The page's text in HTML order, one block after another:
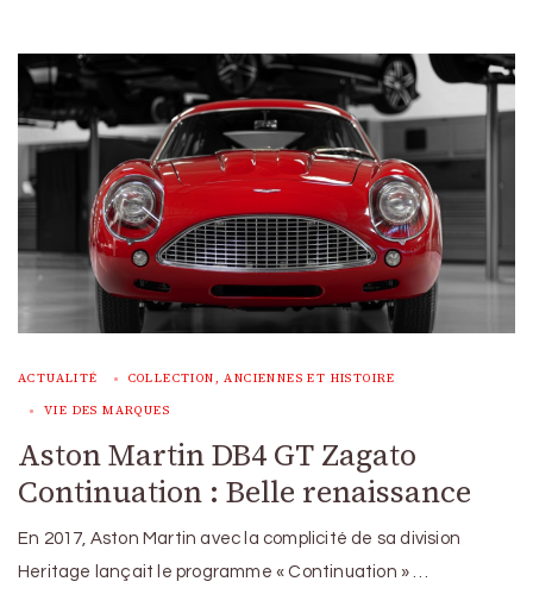
ACTUALITÉ COLLECTION, ANCIENNES ET HISTOIRE
VIE DES MARQUES
Aston Martin DB4 GT Zagato
Continuation : Belle renaissance
En 2017, Aston Martin avec la complicité de sa division
Heritage lançait le programme « Continuation » …